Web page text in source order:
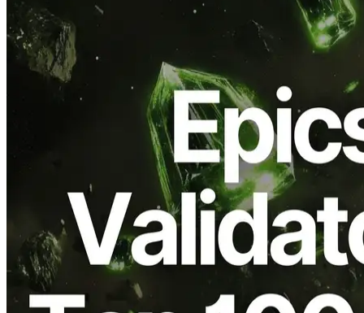
A Epics DAO validador, operado por ELSOUL LABO B.V. (Sede:
Amsterdã, Países Baixos; CEO: Fumitake Kawasaki) e Validators
DAO, foi classificado no Top 100 do Jito StakeNet Steward
desempenho leaderboard.
StakeNet Steward avalia continuamente validadores com base em
histórico de cadeias e dados de rede, e o histórico gravado é refletido
diretamente no ranking. Esta colocação indica que o registo
operacional do validador durante um determinado período foi
verificado em função de critérios externos transparentes.